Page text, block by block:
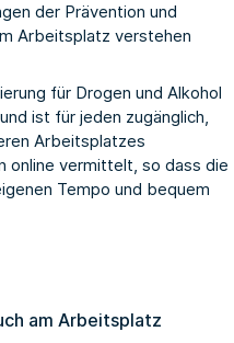
der Prävention und
Arbeitsplatz verstehen
für Drogen und Alkohol
ist für jeden zugänglich,
Arbeitsplatzes
online vermittelt, so dass die
Tempo und bequem
am Arbeitsplatz